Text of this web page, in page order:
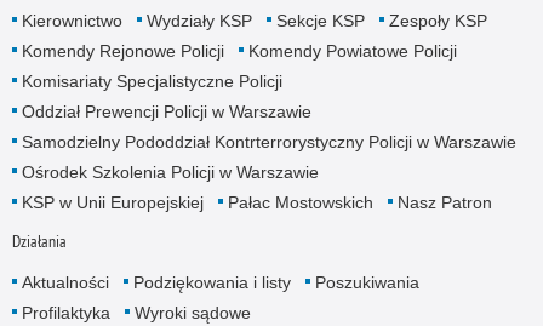
Kierownictwo Wydziały KSP Sekcje KSP
Zespoły KSP
Komendy Rejonowe Policji
Komendy Powiatowe Policji
Komisariaty Specjalistyczne Policji
Oddział Prewencji Policji w Warszawie
Samodzielny Pododdział Kontrterrorystyczny Policji w Warszawie
Ośrodek Szkolenia Policji w Warszawie
KSP w Unii Europejskiej
Pałac Mostowskich Nasz Patron
Działania
Aktualności Podziękowania i listy
Poszukiwania
Profilaktyka
Wyroki sądowe